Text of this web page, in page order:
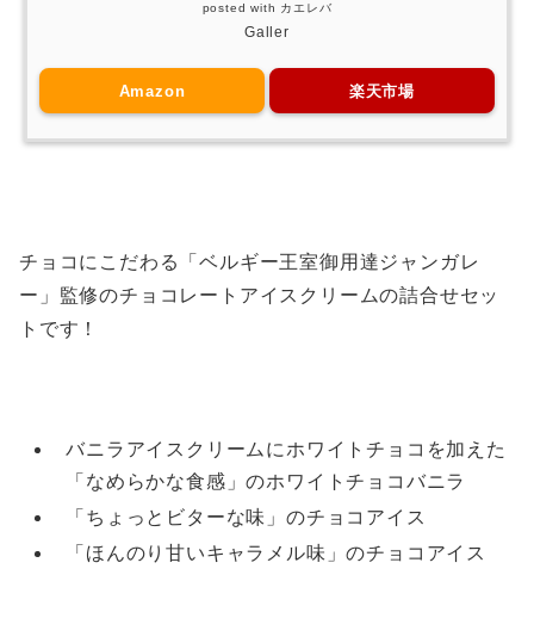
posted with カエレバ
Galler
Amazon 楽天市場
チョコにこだわる「ベルギー王室御用達ジャンガレ
ー」監修のチョコレートアイスクリームの詰合せセッ
トです！
バニラアイスクリームにホワイトチョコを加えた
「なめらかな食感」のホワイトチョコバニラ
「ちょっとビターな味」のチョコアイス
「ほんのり甘いキャラメル味」のチョコアイス